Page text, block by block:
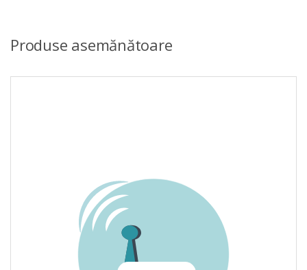
Produse asemănătoare